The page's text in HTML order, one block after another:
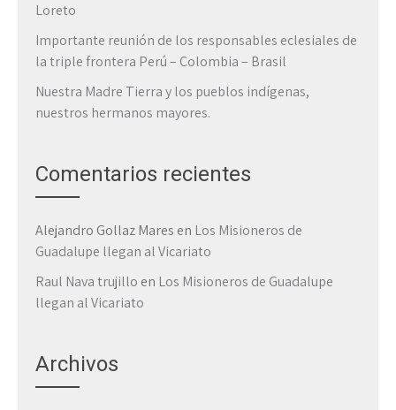
Loreto
Importante reunión de los responsables eclesiales de
la triple frontera Perú – Colombia – Brasil
Nuestra Madre Tierra y los pueblos indígenas,
nuestros hermanos mayores.
Comentarios recientes
Alejandro Gollaz Mares en Los Misioneros de
Guadalupe llegan al Vicariato
Raul Nava trujillo en Los Misioneros de Guadalupe
llegan al Vicariato
Archivos